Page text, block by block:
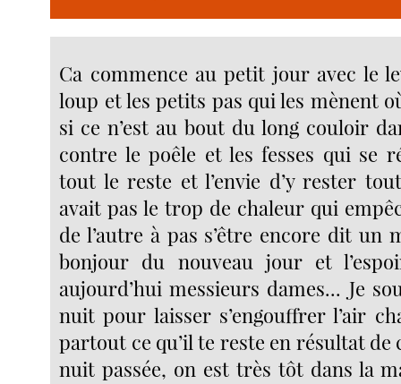
Ca commence au petit jour avec le
loup et les petits pas qui les mènent
si ce n’est au bout du long couloir
contre le poêle et les fesses qui se
tout le reste et l’envie d’y rester
avait pas le trop de chaleur qui
de l’autre à pas s’être encore dit un
bonjour du nouveau jour et
aujourd’hui messieurs dames... Je
nuit pour laisser s’engouffrer l’air
partout ce qu’il te reste en résultat de
nuit passée, on est très tôt dans la